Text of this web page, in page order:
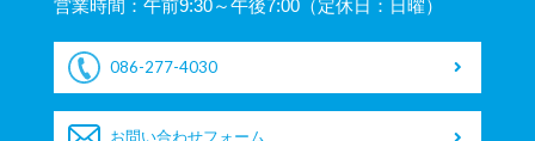
営業時間：午前9:30～午後7:00（定休日：日曜）
086-277-4030
お問い合わせフォーム